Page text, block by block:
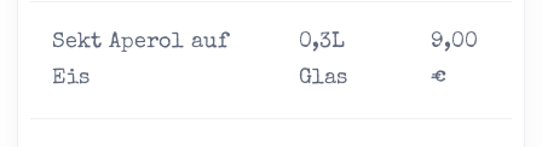
Sekt Aperol auf
Eis
0,3L
Glas
9,00
€